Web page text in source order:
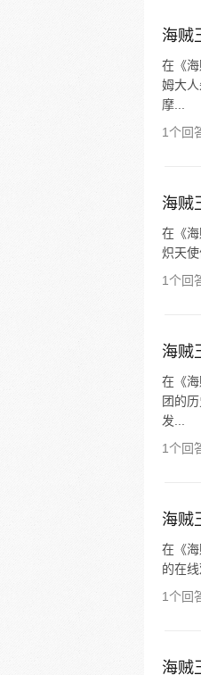
海贼
在《
姆大
摩...
1个回
海贼
在《
炽天
1个回
海贼
在《
团的
发...
1个回
海贼
在《
的在
1个回
海贼